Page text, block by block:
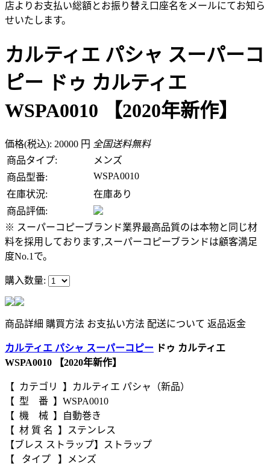
店よりお支払い総額とお振り替え口座名をメールにてお知ら
せいたします。
カルティエ パシャ スーパーコ
ピー ドゥ カルティエ
WSPA0010 【2020年新作】
価格(税込): 20000 円 全国送料無料
商品タイプ:
メンズ
商品型番:
WSPA0010
在庫状況:
在庫あり
商品評価:
※ スーパーコピーブランド業界最高品質のは本物と同じ材
料を採用しております,スーパーコピーブランドは顧客満足
度No.1で。
購入数量:
商品詳細 購買方法 お支払い方法 配送について 返品返金
カルティエ パシャ スーパーコピー ドゥ カルティエ
WSPA0010 【2020年新作】
【 カテゴリ 】カルティエ パシャ（新品）
【 型 番 】WSPA0010
【 機 械 】自動巻き
【 材 質 名 】ステンレス
【ブレス ストラップ】ストラップ
【 タイプ 】メンズ